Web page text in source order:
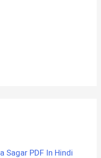
Sagar PDF In Hindi